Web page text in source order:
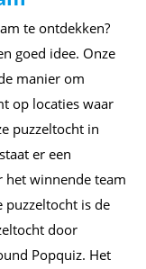
te ontdekken?
goed idee. Onze
manier om
op locaties waar
puzzeltocht in
er een
het winnende team
is de
door
Popquiz. Het